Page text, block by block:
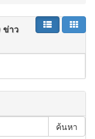
ข่าว
ค้นหา